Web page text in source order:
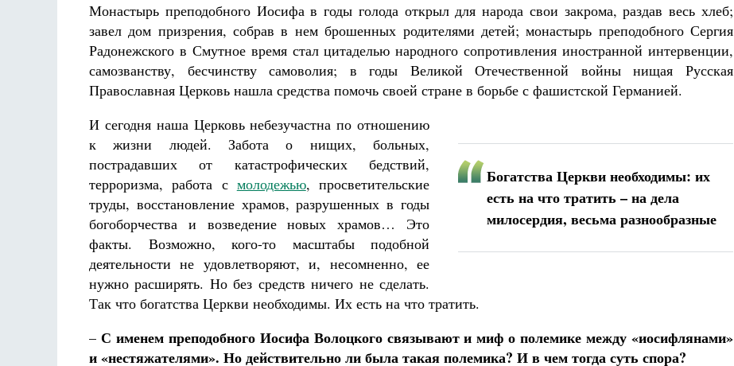
Монастырь преподобного Иосифа в годы голода открыл для народа свои закрома, раздав весь хлеб;
завел дом призрения, собрав в нем брошенных родителями детей; монастырь преподобного Сергия
Радонежского в Смутное время стал цитаделью народного сопротивления иностранной интервенции,
самозванству, бесчинству самоволия; в годы Великой Отечественной войны нищая Русская
Православная Церковь нашла средства помочь своей стране в борьбе с фашистской Германией.
Богатства Церкви необходимы: их
есть на что тратить – на дела
милосердия, весьма разнообразные
И сегодня наша Церковь небезучастна по отношению
к жизни людей. Забота о нищих, больных,
пострадавших от катастрофических бедствий,
терроризма, работа с молодежью, просветительские
труды, восстановление храмов, разрушенных в годы
богоборчества и возведение новых храмов… Это
факты. Возможно, кого-то масштабы подобной
деятельности не удовлетворяют, и, несомненно, ее
нужно расширять. Но без средств ничего не сделать.
Так что богатства Церкви необходимы. Их есть на что тратить.
– С именем преподобного Иосифа Волоцкого связывают и миф о полемике между «иосифлянами»
и «нестяжателями». Но действительно ли была такая полемика? И в чем тогда суть спора?